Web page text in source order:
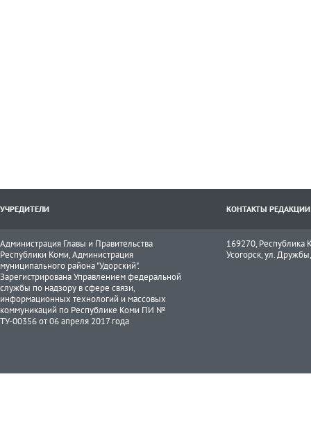
УЧРЕДИТЕЛИ КОНТАКТЫ РЕДАКЦИИ
Администрация Главы и Правительства
Республики Коми, Администрация
муниципального района "Удорский".
Зарегистрирована Управлением федеральной
службы по надзору в сфере связи,
информационных технологий и массовых
коммуникаций по Республике Коми ПИ №
ТУ-00356 от 06 апреля 2017 года
169270, Республика
Усогорск, ул.